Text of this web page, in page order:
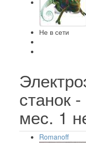
Не в сети
станок
мес. 1
Romanoff